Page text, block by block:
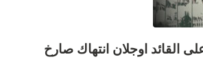
القائد اوجلان انتهاك صارخ